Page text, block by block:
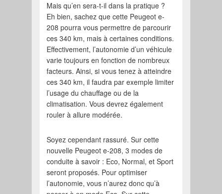
Mais qu’en sera-t-il dans la pratique ?
Eh bien, sachez que cette Peugeot e-
208 pourra vous permettre de parcourir
ces 340 km, mais à certaines conditions.
Effectivement, l’autonomie d’un véhicule
varie toujours en fonction de nombreux
facteurs. Ainsi, si vous tenez à atteindre
ces 340 km, il faudra par exemple limiter
l’usage du chauffage ou de la
climatisation. Vous devrez également
rouler à allure modérée.
Soyez cependant rassuré. Sur cette
nouvelle Peugeot e-208, 3 modes de
conduite à savoir : Eco, Normal, et Sport
seront proposés. Pour optimiser
l’autonomie, vous n’aurez donc qu’à